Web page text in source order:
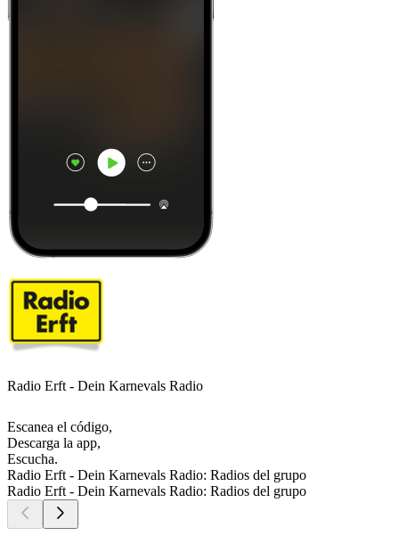
Radio Erft - Dein Karnevals Radio
Escanea el código,
Descarga la app,
Escucha.
Radio Erft - Dein Karnevals Radio: Radios del grupo
Radio Erft - Dein Karnevals Radio: Radios del grupo